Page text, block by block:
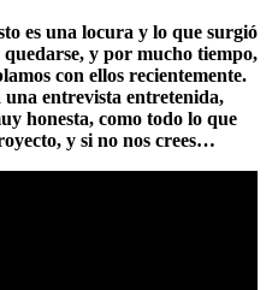
es una locura y lo que surgió
y por mucho tiempo,
con ellos recientemente.
entrevista entretenida,
honesta, como todo lo que
y si no nos crees…